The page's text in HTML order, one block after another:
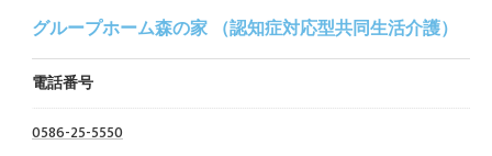
グループホーム森の家 （認知症対応型共同生活介護）
電話番号
0586-25-5550